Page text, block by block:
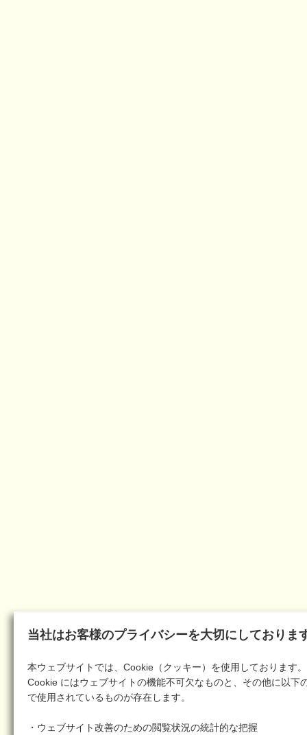
当社はお客様のプライバシーを大切にしておりま
本ウェブサイトでは、Cookie（クッキー）を使用しております。
Cookie にはウェブサイトの機能不可欠なものと、その他に以下
で使用されているものが存在します。
・ウェブサイト改善のための閲覧状況の統計的な把握